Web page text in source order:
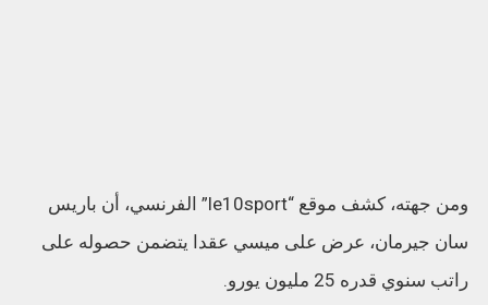
ومن جهته، كشف موقع “le10sport” الفرنسي، أن باريس
سان جيرمان، عرض على ميسي عقدا يتضمن حصوله على
راتب سنوي قدره 25 مليون يورو.